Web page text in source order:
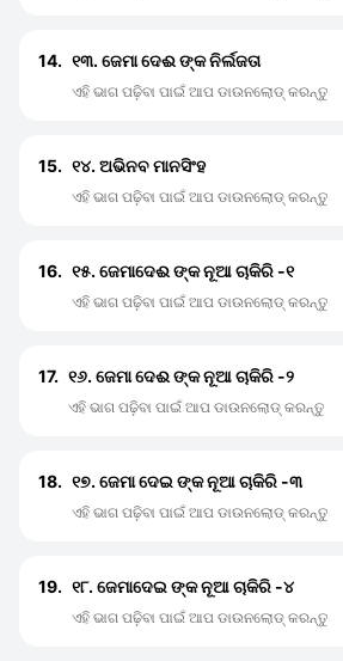
14. ୧୩. ଜେମା ଦେଈ ଙ୍କ ନିର୍ଲଜତା
ଏହି ଭାଗ ପଢ଼ିବା ପାଇଁ ଆପ ଡାଉନଲୋଡ୍ କରନ୍ତୁ
15. ୧୪. ଅଭିନବ ମାନସିଂହ
ଏହି ଭାଗ ପଢ଼ିବା ପାଇଁ ଆପ ଡାଉନଲୋଡ୍ କରନ୍ତୁ
16. ୧୫. ଜେମାଦେଈ ଙ୍କ ନୂଆ ଚାକିରି -୧
ଏହି ଭାଗ ପଢ଼ିବା ପାଇଁ ଆପ ଡାଉନଲୋଡ୍ କରନ୍ତୁ
17. ୧୬. ଜେମା ଦେଈ ଙ୍କ ନୂଆ ଚାକିରି -୨
ଏହି ଭାଗ ପଢ଼ିବା ପାଇଁ ଆପ ଡାଉନଲୋଡ୍ କରନ୍ତୁ
18. ୧୭. ଜେମା ଦେଇ ଙ୍କ ନୂଆ ଚାକିରି -୩
ଏହି ଭାଗ ପଢ଼ିବା ପାଇଁ ଆପ ଡାଉନଲୋଡ୍ କରନ୍ତୁ
19. ୧୮. ଜେମାଦେଇ ଙ୍କ ନୂଆ ଚାକିରି -୪
ଏହି ଭାଗ ପଢ଼ିବା ପାଇଁ ଆପ ଡାଉନଲୋଡ୍ କରନ୍ତୁ